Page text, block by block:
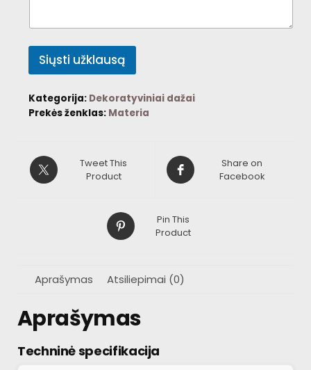
Siųsti užklausą
Kategorija: Dekoratyviniai dažai
Prekės ženklas: Materia
Tweet This
Product
Share on
Facebook
Pin This
Product
Aprašymas Atsiliepimai (0)
Aprašymas
Techninė specifikacija